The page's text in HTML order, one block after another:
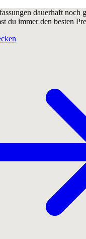
dauerhaft noch
du immer den besten